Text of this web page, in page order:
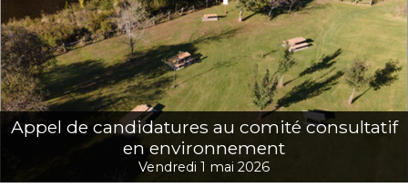
Appel de candidatures au comité consultatif
en environnement
Vendredi 1 mai 2026